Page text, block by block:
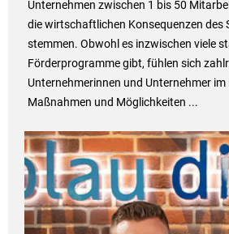
Unternehmen zwischen 1 bis 50
die wirtschaftlichen Konsequenzen des
stemmen. Obwohl es inzwischen viele
Förderprogramme gibt, fühlen sich
Unternehmerinnen und Unternehmer im
Maßnahmen und Möglichkeiten ...